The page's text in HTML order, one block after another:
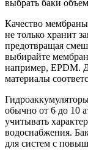
выбрать баки
Качество
не только хранит
предотвращая
выбирайте
например, EPDM.
материалы
обычно от 6 до 10
учитывать
водоснабжения.
для систем с